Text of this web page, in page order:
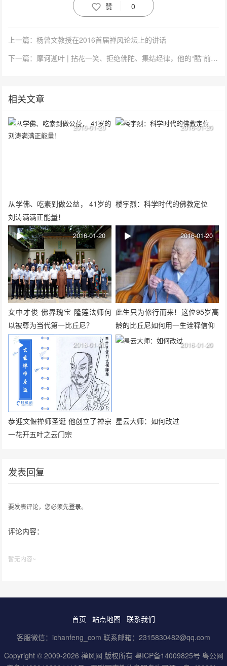
赞 0
上一篇：杨曾文教授在2016首届禅风论坛上的讲话
下一篇：摩诃迦叶 | 拈花一笑、拒绝佛陀、集结经律，他的“酷”前所未有！
相关文章
从学佛、吃素到做公益， 41岁的
刘涛满满正能量！
2016-01-20
楼宇烈：科学时代的佛教定位
2016-01-20
女中才俊 佛界瑰宝 隆莲法师何
以被尊为当代第一比丘尼？
2016-01-20
此生只为修行而来！这位95岁高
龄的比丘尼如何用一生诠释信仰
2016-01-20
恭迎文偃禅师圣诞 他创立了禅宗
一花开五叶之云门宗
2016-01-20
星云大师：如何改过
2016-01-20
发表回复
要发表评论，您必须先登录。
评论内容：
暂无内容~
首页 站点地图
联系我们
客服微信：ichanfeng_com 联系邮箱：2315830482@qq.com
Copyright © 2009-2026 禅风网 版权所有 粤ICP备14009825号 粤公网